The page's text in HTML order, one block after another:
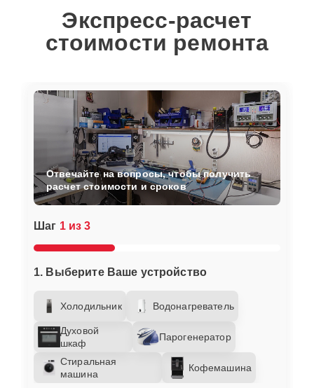
Экспресс-расчет
стоимости ремонта
Шаг 1 из 3
1. Выберите Ваше устройство
Холодильник Водонагреватель
Духовой
шкаф
Парогенератор
Стиральная
машина
Кофемашина
Отвечайте на вопросы, чтобы получить
расчет стоимости и сроков